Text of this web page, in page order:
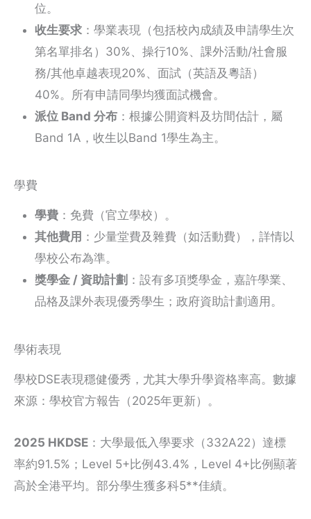
位。
收生要求 ：學業表現（包括校內成績及申請學生次
第名單排名）30%、操行10%、課外活動/社會服
務/其他卓越表現20%、面試（英語及粵語）
40%。所有申請同學均獲面試機會。
派位 Band 分布 ：根據公開資料及坊間估計，屬
Band 1A，收生以Band 1學生為主。
學費
學費 ：免費（官立學校）。
其他費用 ：少量堂費及雜費（如活動費），詳情以
學校公布為準。
獎學金 / 資助計劃 ：設有多項獎學金，嘉許學業、
品格及課外表現優秀學生；政府資助計劃適用。
學術表現
學校DSE表現穩健優秀，尤其大學升學資格率高。數據
來源：學校官方報告（2025年更新）。
2025 HKDSE ：大學最低入學要求（332A22）達標
率約91.5%；Level 5+比例43.4%，Level 4+比例顯著
高於全港平均。部分學生獲多科5**佳績。